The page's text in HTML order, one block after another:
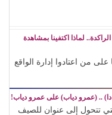
لماذا اكتفينا بمشاهدة
على من اعتادوا إدارة الواقع
.. (عمرو دياب) على عمرو دياب!
تتحول إلى عنوان للصيف